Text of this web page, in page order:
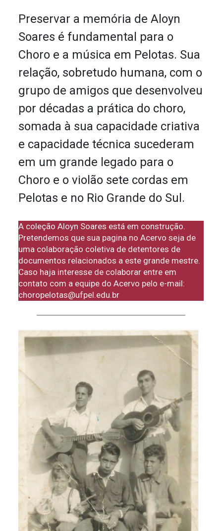
Preservar a memória de Aloyn
Soares é fundamental para o
Choro e a música em Pelotas. Sua
relação, sobretudo humana, com o
grupo de amigos que desenvolveu
por décadas a prática do choro,
somada à sua capacidade criativa
e capacidade técnica sucederam
em um grande legado para o
Choro e o violão sete cordas em
Pelotas e no Rio Grande do Sul.
A coleção Aloyn Soares está em construção.
Pretendemos que sua pagina no Acervo seja de
uma colaboração coletiva de detentores de
documentos relacionados a este grande mestre.
Caso haja interesse de colaborar entre em
contato com a equipe do Acervo pelo e-mail:
choropelotas@ufpel.edu.br